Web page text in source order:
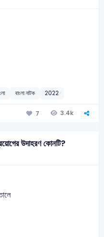
বাংলা নাটক 2022
7 3.4k
উদাহরণ কোনটি?